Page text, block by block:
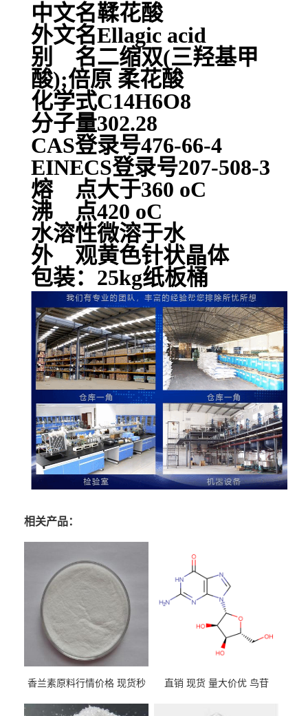
中文名鞣花酸
外文名Ellagic acid
别 名二缩双(三羟基甲
酸);倍原 柔花酸
化学式C14H6O8
分子量302.28
CAS登录号476-66-4
EINECS登录号207-508-3
熔 点大于360 oC
沸 点420 oC
水溶性微溶于水
外 观黄色针状晶体
包装：25kg纸板桶
相关产品：
香兰素原料行情价格 现货秒
直销 现货 量大价优 鸟苷